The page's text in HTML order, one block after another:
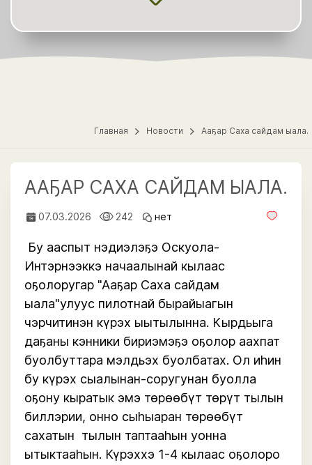
Главная Новости Ааҕар Саха сайдам ыала.
ААҔАР САХА САЙДАМ ЫАЛА.
07.03.2026 242 нет
Интэрнээккэ начаалынай кылаас
оҕолоругар "Ааҕар Саха сайдам
ыала"улуус пилотнай бырайыагын
чэрчитинэн күрэх ыытылынна. Кырдьыга
даҕаны кэнники бириэмэҕэ оҕолор аахпат
буолбуттара мэлдьэх буолбатах. Ол иһин
бу күрэх сыалынан-соругунан буолла
оҕону кыратык эмэ төрөөбүт төрүт тылын
биллэрии, онно сыһыаран төрөөбүт
сахатын  тылын таптааһын уонна
ытыктааһын. Күрэххэ 1-4 кылаас оҕолоро